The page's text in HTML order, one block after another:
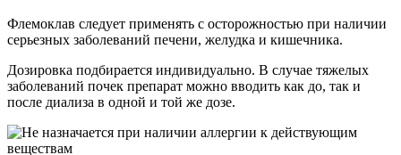
Флемоклав следует применять с осторожностью при наличии
серьезных заболеваний печени, желудка и кишечника.
Дозировка подбирается индивидуально. В случае тяжелых
заболеваний почек препарат можно вводить как до, так и
после диализа в одной и той же дозе.